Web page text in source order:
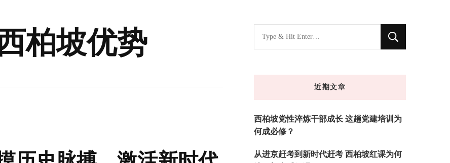
柏坡优势
找
什
近期文章
西柏坡党性淬炼干部成长 这趟党建培训为
何成必修？
从进京赶考到新时代赶考 西柏坡红课为何